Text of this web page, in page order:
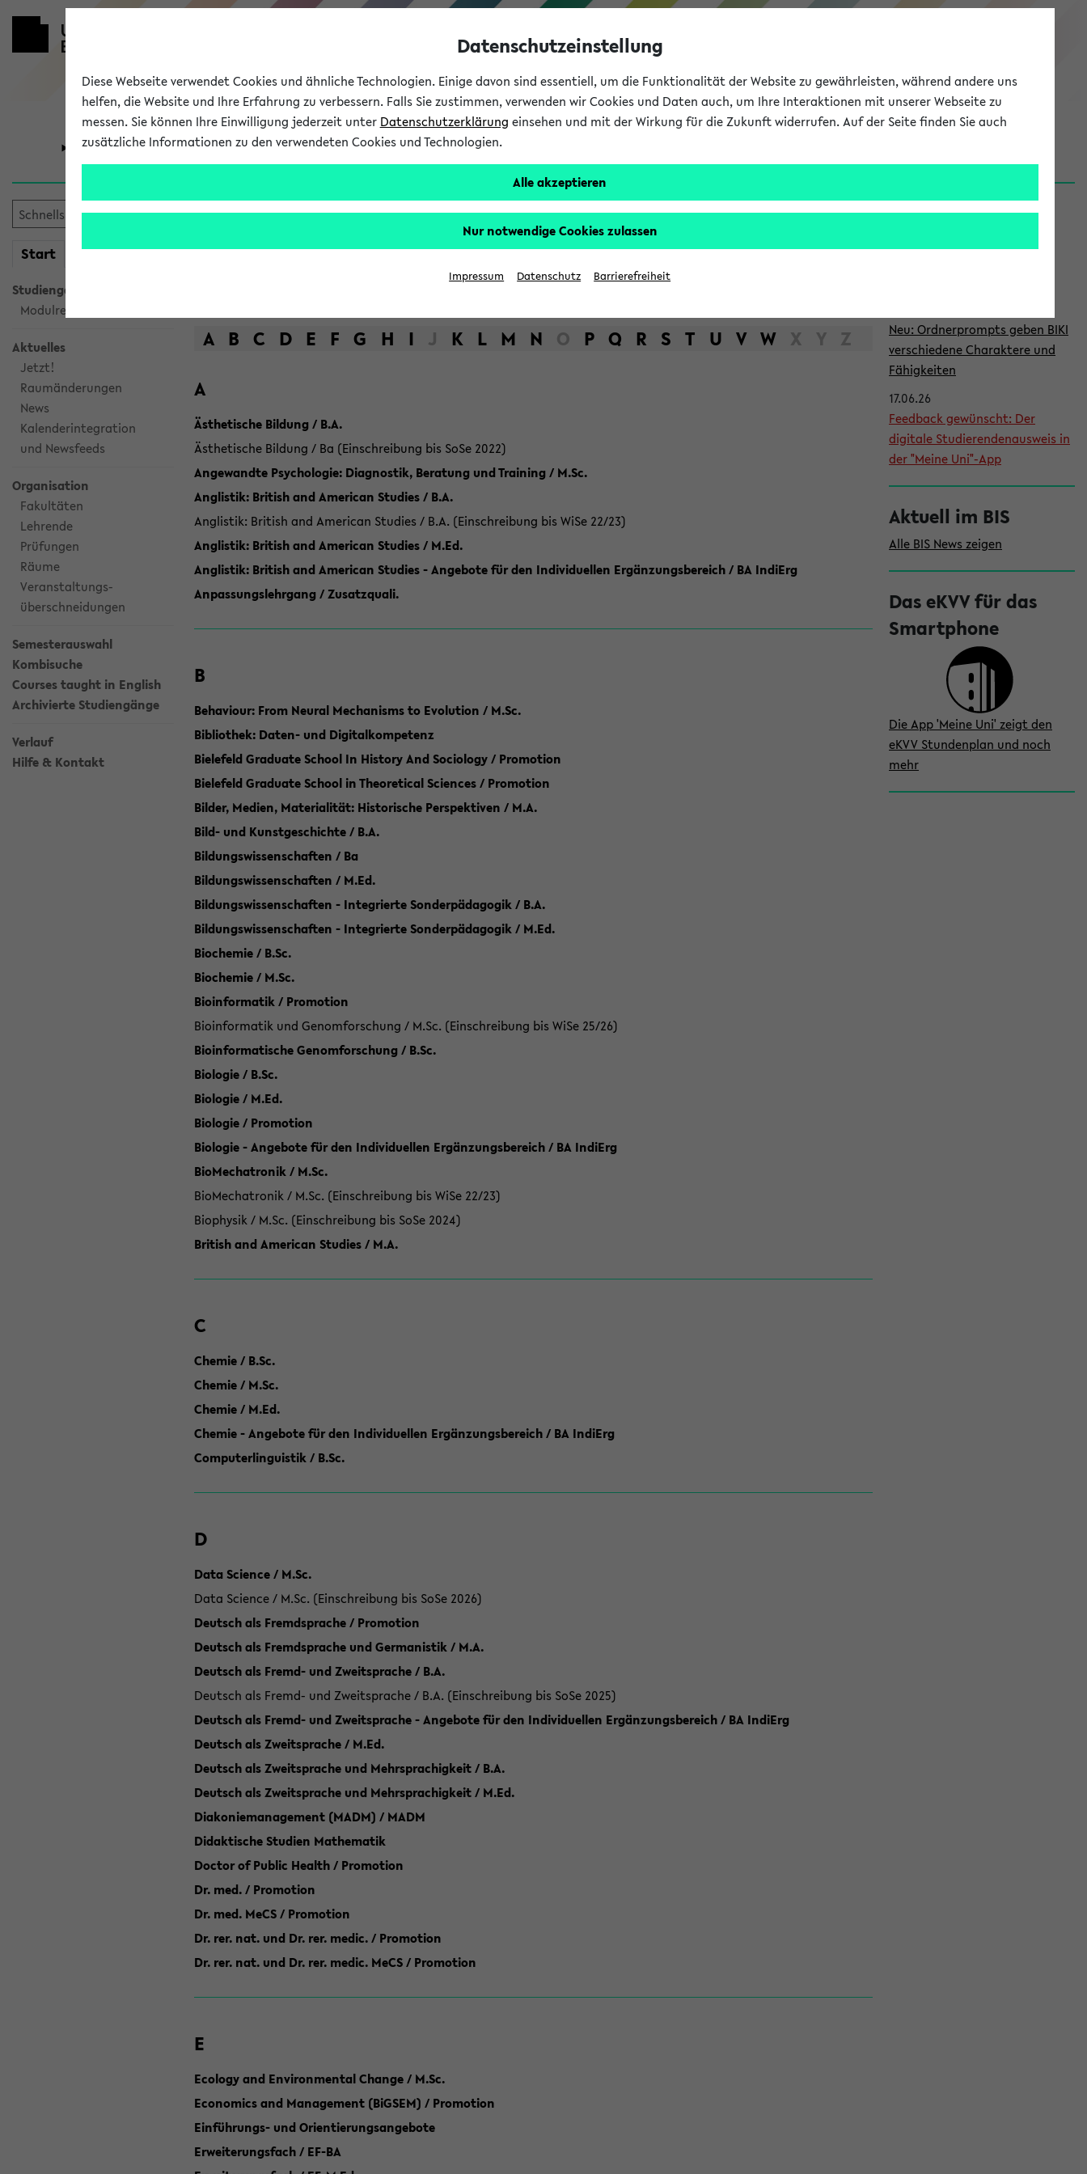
eKVV
Universität Forschung Studium
Start meineKVV
Studiengangsauswahl
Modulrecherche
Aktuelles
Jetzt!
Raumänderungen
News
Kalenderintegration
und Newsfeeds
Organisation
Fakultäten
Lehrende
Prüfungen
Räume
Veranstaltungs-
überschneidungen
Semesterauswahl
Kombisuche
Courses taught in English
Archivierte Studiengänge
Verlauf
Hilfe & Kontakt
Das Lehrangebot der Universität Bielefeld
A B C D E F G H I J K L M N O P Q R S T U V W X Y Z
A
Ästhetische Bildung / B.A.
Ästhetische Bildung / Ba (Einschreibung bis SoSe 2022)
Angewandte Psychologie: Diagnostik, Beratung und Training / M.Sc.
Anglistik: British and American Studies / B.A.
Anglistik: British and American Studies / B.A. (Einschreibung bis WiSe 22/23)
Anglistik: British and American Studies / M.Ed.
Anglistik: British and American Studies - Angebote für den Individuellen Ergänzungsbereich / BA IndiErg
Anpassungslehrgang / Zusatzquali.
B
Behaviour: From Neural Mechanisms to Evolution / M.Sc.
Bibliothek: Daten- und Digitalkompetenz
Bielefeld Graduate School In History And Sociology / Promotion
Bielefeld Graduate School in Theoretical Sciences / Promotion
Bilder, Medien, Materialität: Historische Perspektiven / M.A.
Bild- und Kunstgeschichte / B.A.
Bildungswissenschaften / Ba
Bildungswissenschaften / M.Ed.
Bildungswissenschaften - Integrierte Sonderpädagogik / B.A.
Bildungswissenschaften - Integrierte Sonderpädagogik / M.Ed.
Biochemie / B.Sc.
Biochemie / M.Sc.
Bioinformatik / Promotion
Bioinformatik und Genomforschung / M.Sc. (Einschreibung bis WiSe 25/26)
Bioinformatische Genomforschung / B.Sc.
Biologie / B.Sc.
Biologie / M.Ed.
Biologie / Promotion
Biologie - Angebote für den Individuellen Ergänzungsbereich / BA IndiErg
BioMechatronik / M.Sc.
BioMechatronik / M.Sc. (Einschreibung bis WiSe 22/23)
Biophysik / M.Sc. (Einschreibung bis SoSe 2024)
British and American Studies / M.A.
C
Chemie / B.Sc.
Chemie / M.Sc.
Chemie / M.Ed.
Chemie - Angebote für den Individuellen Ergänzungsbereich / BA IndiErg
Computerlinguistik / B.Sc.
D
Data Science / M.Sc.
Data Science / M.Sc. (Einschreibung bis SoSe 2026)
Deutsch als Fremdsprache / Promotion
Deutsch als Fremdsprache und Germanistik / M.A.
Deutsch als Fremd- und Zweitsprache / B.A.
Deutsch als Fremd- und Zweitsprache / B.A. (Einschreibung bis SoSe 2025)
Deutsch als Fremd- und Zweitsprache - Angebote für den Individuellen Ergänzungsbereich / BA IndiErg
Deutsch als Zweitsprache / M.Ed.
Deutsch als Zweitsprache und Mehrsprachigkeit / B.A.
Deutsch als Zweitsprache und Mehrsprachigkeit / M.Ed.
Diakoniemanagement (MADM) / MADM
Didaktische Studien Mathematik
Doctor of Public Health / Promotion
Dr. med. / Promotion
Dr. med. MeCS / Promotion
Dr. rer. nat. und Dr. rer. medic. / Promotion
Dr. rer. nat. und Dr. rer. medic. MeCS / Promotion
E
Ecology and Environmental Change / M.Sc.
Economics and Management (BiGSEM) / Promotion
Einführungs- und Orientierungsangebote
Erweiterungsfach / EF-BA
S
i
News
Neu: Ordnerprompts geben BIKI
verschiedene Charaktere und
Fähigkeiten
17.06.26
Feedback gewünscht: Der
digitale Studierendenausweis in
der "Meine Uni"-App
Aktuell im BIS
Alle BIS News zeigen
Das eKVV für das
Smartphone
Die App 'Meine Uni' zeigt den
eKVV Stundenplan und noch
mehr
Datenschutzeinstellung
Diese Webseite verwendet Cookies und ähnliche Technologien. Einige davon sind essentiell, um die Funktionalität der Website zu gewährleisten, während andere uns
helfen, die Website und Ihre Erfahrung zu verbessern. Falls Sie zustimmen, verwenden wir Cookies und Daten auch, um Ihre Interaktionen mit unserer Webseite zu
messen. Sie können Ihre Einwilligung jederzeit unter Datenschutzerklärung einsehen und mit der Wirkung für die Zukunft widerrufen. Auf der Seite finden Sie auch
zusätzliche Informationen zu den verwendeten Cookies und Technologien.
Alle akzeptieren
Nur notwendige Cookies zulassen
Impressum Datenschutz Barrierefreiheit